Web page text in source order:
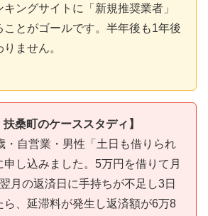
ングサイトに「新規推奨業者」
ことがゴールです。半年後も1年後
ません。
桑町のケーススタディ】
・自営業・男性「土日も借りられ
申し込みました。5万円を借りて月
月の返済日に手持ちが不足し3日
ら、延滞料が発生し返済額が6万8